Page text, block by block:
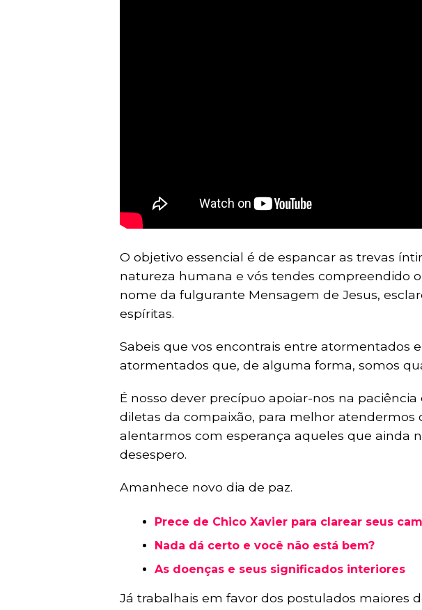
O objetivo essencial é de espancar as trevas
natureza humana e vós tendes compreendido
nome da fulgurante Mensagem de Jesus,
espíritas.
Sabeis que vos encontrais entre atormentados
atormentados que, de alguma forma, somos
É nosso dever precípuo apoiar-nos na
diletas da compaixão, para melhor atendermos
alentarmos com esperança aqueles que ainda
desespero.
Amanhece novo dia de paz.
Prece de Chico Xavier para clarear seus
Nada dá certo e você não está bem?
As doenças e seus significados interiores
Já trabalhais em favor dos postulados maiores